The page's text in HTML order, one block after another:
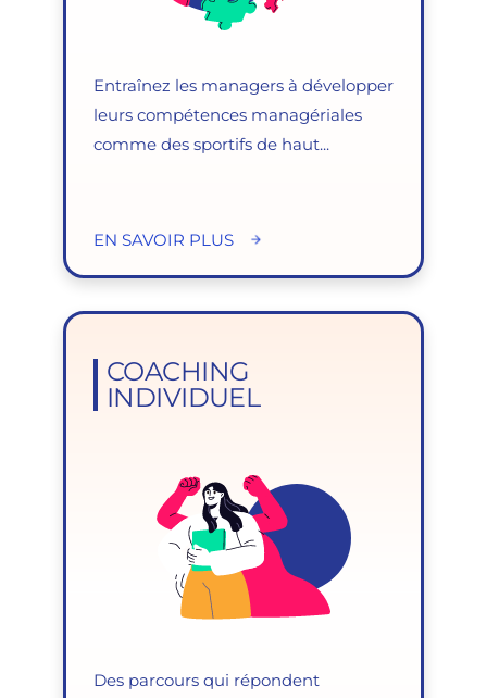
Entraînez les managers à développer
leurs compétences managériales
comme des sportifs de haut...
EN SAVOIR PLUS
COACHING
INDIVIDUEL
Des parcours qui répondent